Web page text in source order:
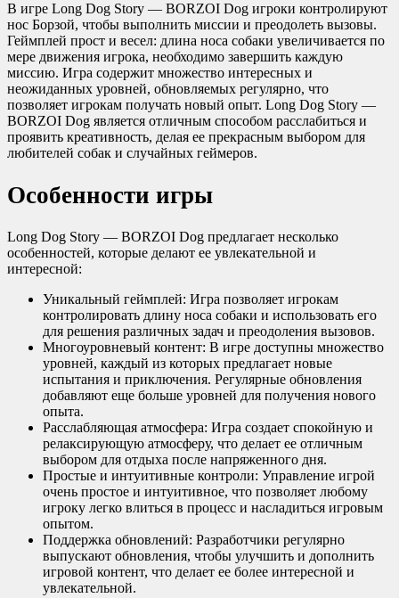
В игре Long Dog Story — BORZOI Dog игроки контролируют
нос Борзой, чтобы выполнить миссии и преодолеть вызовы.
Геймплей прост и весел: длина носа собаки увеличивается по
мере движения игрока, необходимо завершить каждую
миссию. Игра содержит множество интересных и
неожиданных уровней, обновляемых регулярно, что
позволяет игрокам получать новый опыт. Long Dog Story —
BORZOI Dog является отличным способом расслабиться и
проявить креативность, делая ее прекрасным выбором для
любителей собак и случайных геймеров.
Особенности игры
Long Dog Story — BORZOI Dog предлагает несколько
особенностей, которые делают ее увлекательной и
интересной:
Уникальный геймплей: Игра позволяет игрокам
контролировать длину носа собаки и использовать его
для решения различных задач и преодоления вызовов.
Многоуровневый контент: В игре доступны множество
уровней, каждый из которых предлагает новые
испытания и приключения. Регулярные обновления
добавляют еще больше уровней для получения нового
опыта.
Расслабляющая атмосфера: Игра создает спокойную и
релаксирующую атмосферу, что делает ее отличным
выбором для отдыха после напряженного дня.
Простые и интуитивные контроли: Управление игрой
очень простое и интуитивное, что позволяет любому
игроку легко влиться в процесс и насладиться игровым
опытом.
Поддержка обновлений: Разработчики регулярно
выпускают обновления, чтобы улучшить и дополнить
игровой контент, что делает ее более интересной и
увлекательной.